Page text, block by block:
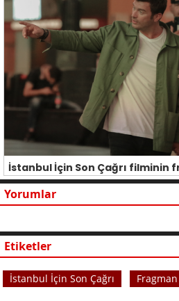
İstanbul İçin Son Çağrı filminin
Yorumlar
Etiketler
İstanbul İçin Son Çağrı Fragman